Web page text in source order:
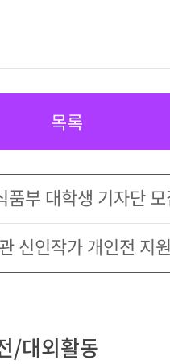
목록
품부 대학생 기자단
신인작가 개인전 지
/대외활동